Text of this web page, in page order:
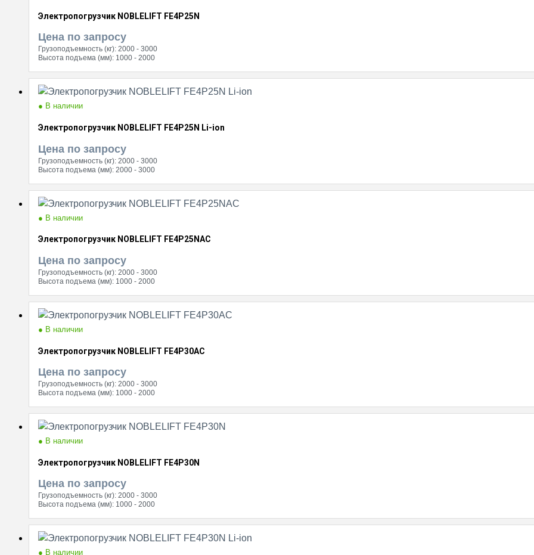
Электропогрузчик NOBLELIFT FE4P25N
Цена по запросу
Грузоподъемность (кг): 2000 - 3000
Высота подъема (мм): 1000 - 2000
● В наличии
Электропогрузчик NOBLELIFT FE4P25N Li-ion
Цена по запросу
Грузоподъемность (кг): 2000 - 3000
Высота подъема (мм): 2000 - 3000
● В наличии
Электропогрузчик NOBLELIFT FE4P25NAC
Цена по запросу
Грузоподъемность (кг): 2000 - 3000
Высота подъема (мм): 1000 - 2000
● В наличии
Электропогрузчик NOBLELIFT FE4P30AC
Цена по запросу
Грузоподъемность (кг): 2000 - 3000
Высота подъема (мм): 1000 - 2000
● В наличии
Электропогрузчик NOBLELIFT FE4P30N
Цена по запросу
Грузоподъемность (кг): 2000 - 3000
Высота подъема (мм): 1000 - 2000
● В наличии